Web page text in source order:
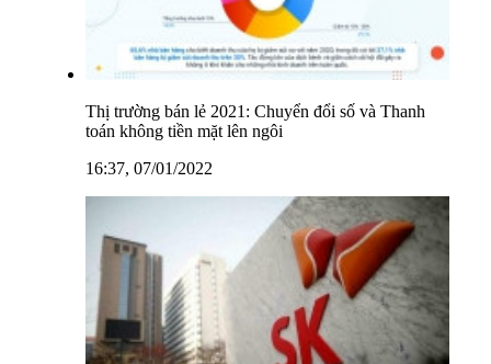
Thị trường bán lẻ 2021: Chuyển đổi số và Thanh
toán không tiền mặt lên ngôi
16:37, 07/01/2022